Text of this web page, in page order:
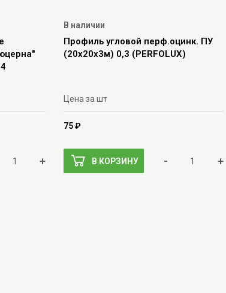
+
В наличии
Профиль угловой перф.оцинк. ПУ
(20х20х3м) 0,3 (PERFOLUX)
Цена за шт
75 ₽
В КОРЗИНУ - +